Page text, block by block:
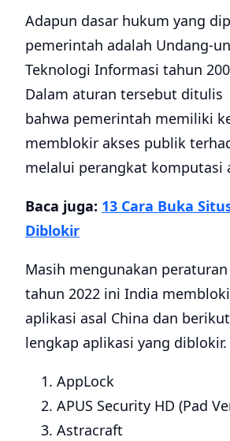
Adapun dasar hukum yang
pemerintah adalah Undang-
Teknologi Informasi tahun
Dalam aturan tersebut ditulis
bahwa pemerintah memiliki
memblokir akses publik
melalui perangkat komputasi
Baca juga: 13 Cara Buka
Diblokir
Masih mengunakan
tahun 2022 ini India
aplikasi asal China dan
lengkap aplikasi yang diblokir.
AppLock
APUS Security HD (Pad
Astracraft